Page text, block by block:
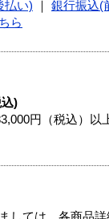
払い) 銀行振込(
ら
)
円（税込）以